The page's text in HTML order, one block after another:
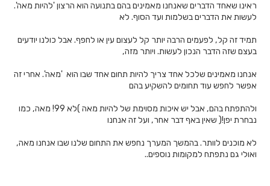
ראינו שאחד הדברים שאנחנו מאמינים בהם בתנועה הוא הרצון 'להיות מאה'.
לעשות את הדברים בשלמות ועד הסוף. לא
תמיד זה קל, לפעמים הרבה יותר קל לעצום עין או לחפף. אבל כולנו יודעים
בעצם שזה הדבר הנכון לעשות. ויותר מזה,
אנחנו מאמינים שלכל אחד צריך להיות תחום אחד שבו הוא 'מאה'. אחרי זה
אפשר לחפש עוד תחומים להשקיע בהם
ולהתפתח בהם, אבל יש איכות מסוימת של להיות מאה )לא 99! מאה, כמו
נבחרת יפן!( שאין באף דבר אחר, ועל זה אנחנו
לא מוכנים לוותר. בהמשך המערך נחפש את התחום שלנו שבו אנחנו מאה,
ואולי גם נתפתח למקומות נוספים..